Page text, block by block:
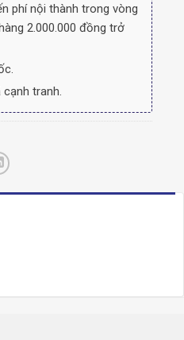
phí nội thành trong vòng
2.000.000 đồng trở
tranh.